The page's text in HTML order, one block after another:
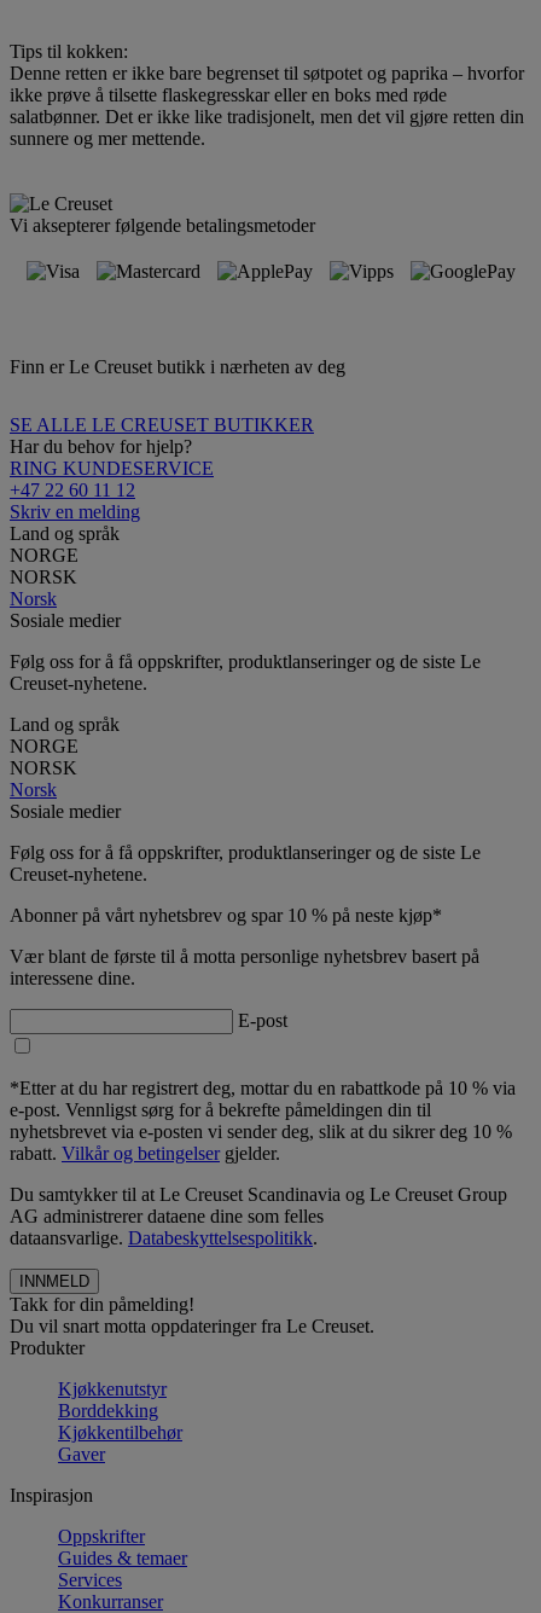
Tips til kokken:
Denne retten er ikke bare begrenset til søtpotet og paprika – hvorfor
ikke prøve å tilsette flaskegresskar eller en boks med røde
salatbønner. Det er ikke like tradisjonelt, men det vil gjøre retten din
sunnere og mer mettende.
Vi aksepterer følgende betalingsmetoder
Finn er Le Creuset butikk i nærheten av deg
SE ALLE LE CREUSET BUTIKKER
Har du behov for hjelp?
RING KUNDESERVICE
+47 22 60 11 12
Skriv en melding
Land og språk
NORGE
NORSK
Norsk
Sosiale medier
Følg oss for å få oppskrifter, produktlanseringer og de siste Le
Creuset-nyhetene.
Land og språk
NORGE
NORSK
Norsk
Sosiale medier
Følg oss for å få oppskrifter, produktlanseringer og de siste Le
Creuset-nyhetene.
Abonner på vårt nyhetsbrev og spar 10 % på neste kjøp*
Vær blant de første til å motta personlige nyhetsbrev basert på
interessene dine.
E-post
*Etter at du har registrert deg, mottar du en rabattkode på 10 % via
e-post. Vennligst sørg for å bekrefte påmeldingen din til
nyhetsbrevet via e-posten vi sender deg, slik at du sikrer deg 10 %
rabatt. Vilkår og betingelsergjelder.
Du samtykker til at Le Creuset Scandinavia og Le Creuset Group
AG administrerer dataene dine som felles
dataansvarlige. Databeskyttelsespolitikk.
Takk for din påmelding!
Du vil snart motta oppdateringer fra Le Creuset.
Produkter
Kjøkkenutstyr
Borddekking
Kjøkkentilbehør
Gaver
Inspirasjon
Oppskrifter
Guides & temaer
Services
Konkurranser